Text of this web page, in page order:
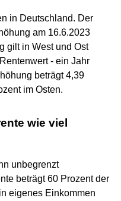
in Deutschland. Der
am 16.6.2023
gilt in West und Ost
- ein Jahr
beträgt 4,39
im Osten.
wie viel
unbegrenzt
beträgt 60 Prozent der
eigenes Einkommen